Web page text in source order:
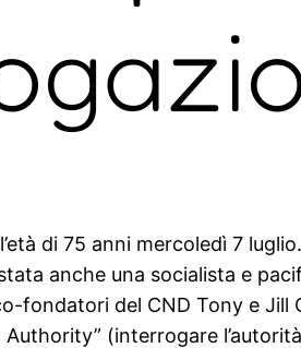
di 75 anni mercoledì 7
anche una socialista e
fondatori del CND Tony e
(interrogare